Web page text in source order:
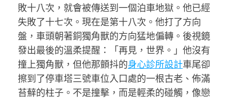
敗十八次，就會被傳送到一個泊車地獄。他已經
失敗了十七次。現在是第十八次。他打了方向
盤，車頭朝著銅獨角獸的方向猛地偏轉。後視鏡
發出最後的溫柔提醒：「再見，世界。」他沒有
撞上獨角獸，但他那顫抖的身心診所設計車尾卻
擦到了停車塔三號車位入口處的一根古老、佈滿
苔蘚的柱子。不是撞擊，而是輕柔的碰觸，像戀